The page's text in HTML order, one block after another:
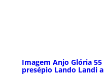
Imagem Anjo Glória
presépio Lando Landi